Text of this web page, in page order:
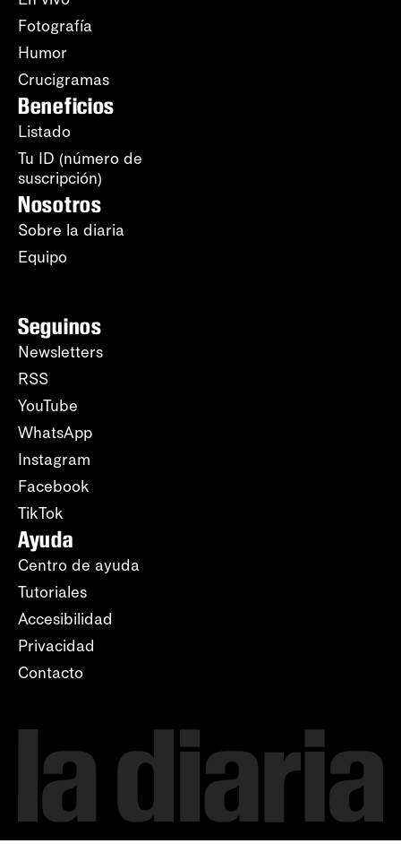
Fotografía
Humor
Crucigramas
Beneficios
Listado
Tu ID (número de
suscripción)
Nosotros
Sobre la diaria
Equipo
Seguinos
Newsletters
RSS
YouTube
WhatsApp
Instagram
Facebook
TikTok
Ayuda
Centro de ayuda
Tutoriales
Accesibilidad
Privacidad
Contacto